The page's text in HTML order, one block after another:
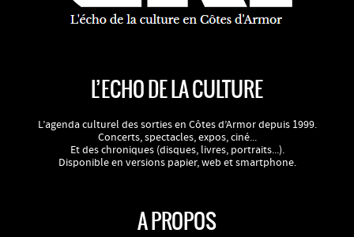
L’ECHO DE LA CULTURE
L’agenda culturel des sorties en Côtes d’Armor depuis 1999.
Concerts, spectacles, expos, ciné...
Et des chroniques (disques, livres, portraits...).
Disponible en versions papier, web et smartphone.
A PROPOS